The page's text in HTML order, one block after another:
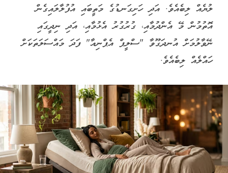
ލުޔެއް ލިބެއެވެ. އަދި ހަށިގަނޑުގެ މަތީބައި އުފުލާލައިގެން
އޮތުމުން މޭ އެންދުމާއި، ގުރުގުރު އެޅުމާއި، އަދި ނިދީގައި
ނޭވާލުމަށް އުނދަގޫވާ "ސްލީޕް އެޕްނިއާ" ފަދަ މައްސަލަތަކަށް
ހައްލެއް ލިބެއެވެ.